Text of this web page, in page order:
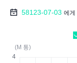
58123-07-03 에게
(M 통)